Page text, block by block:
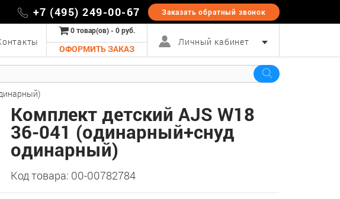
+7 (495) 249-00-67 Заказать обратный звонок
0 товар(ов) - 0 руб.
ОФОРМИТЬ ЗАКАЗ
Личный кабинет
Комплект детский AJS W18
36-041 (одинарный+снуд
одинарный)
Код товара: 00-00782784